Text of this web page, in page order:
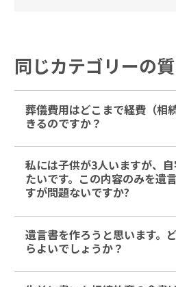
同じカテゴリーの
葬儀費用はどこまで経費（相
きるのですか？
私には子供が3人いますが、
たいです。この内容のみを遺
すが問題ないですか?
遺言書を作ろうと思います。
らよいでしょうか？